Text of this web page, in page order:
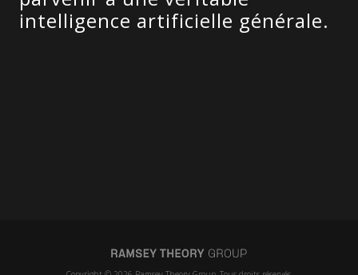
intelligence artificielle générale.